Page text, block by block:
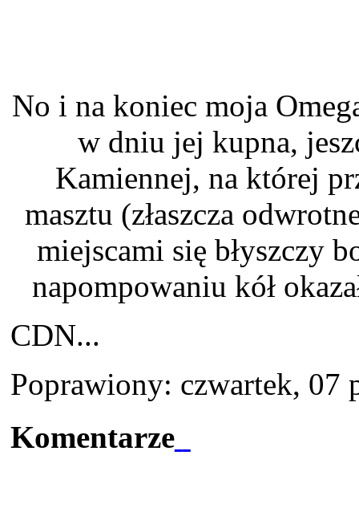
No i na koniec moja
w dniu jej kupna,
Kamiennej, na której
masztu (złaszcza
miejscami się błyszczy
napompowaniu kół
CDN...
Poprawiony: czwartek, 07
Komentarze